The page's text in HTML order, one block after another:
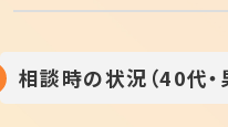
相談時の状況（40代・